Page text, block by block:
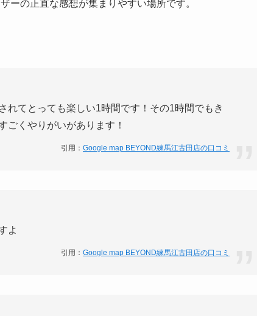
ーの正直な感想が集まりやすい場所です。
れてとっても楽しい1時間です！その1時間でもき
ごくやりがいがあります！
引用： Google map BEYOND練馬江古田店の口コミ
よ
引用： Google map BEYOND練馬江古田店の口コミ